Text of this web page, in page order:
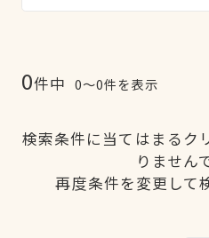
0件中 0〜0件を表示
検索条件に当てはまるク
りません
再度条件を変更して